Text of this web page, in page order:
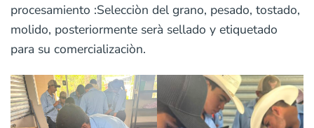
procesamiento :Selecciòn del grano, pesado, tostado,
molido, posteriormente serà sellado y etiquetado
para su comercializaciòn.